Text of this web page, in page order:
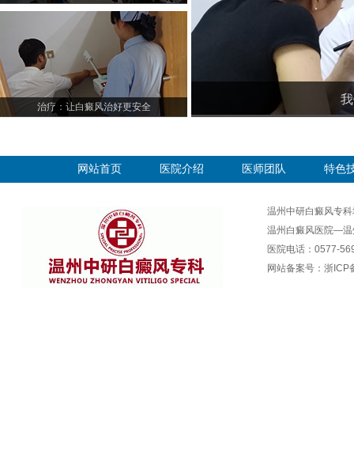
治疗：让白癜风治好更安全
网站首页 医院介绍 医师团队 特色
温州中研白癜风专
温州白癜风医院—温
医院电话：0577-
网站备案号： 浙ICP